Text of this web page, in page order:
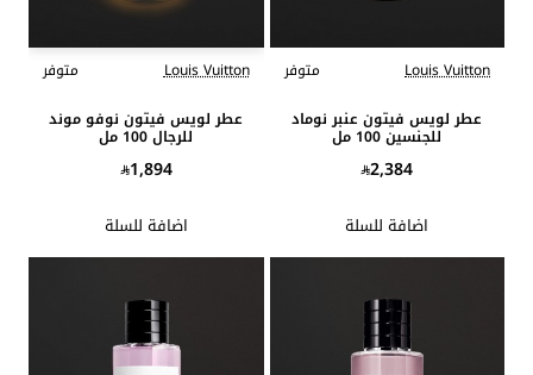
Louis Vuitton
متوفر
عطر لويس فيتون عنبر نوماد
للجنسين 100 مل
2,384
اضافة للسلة
Louis Vuitton
متوفر
عطر لويس فيتون نوفو موند
للرجال 100 مل
1,894
اضافة للسلة